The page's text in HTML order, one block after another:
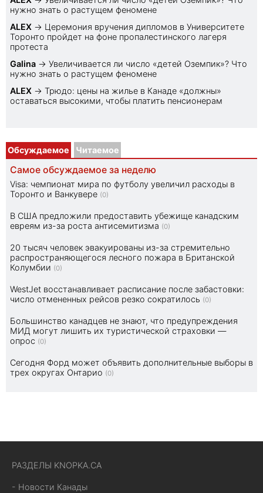
нужно знать о растущем феномене
ALEX → Церемония вручения дипломов в Университете
Торонто пройдет на фоне пропалестинского лагеря
протеста
Galina → Увеличивается ли число «детей Оземпик»? Что
нужно знать о растущем феномене
ALEX → Трюдо: цены на жилье в Канаде «должны»
оставаться высокими, чтобы платить пенсионерам
Обсуждаемое Читаемое
Самое обсуждаемое за неделю
Visa: чемпионат мира по футболу увеличил расходы в
Торонто и Ванкувере (0)
В США предложили предоставить убежище канадским
евреям из-за роста антисемитизма (0)
20 тысяч человек эвакуированы из-за стремительно
распространяющегося лесного пожара в Британской
Колумбии (0)
WestJet восстанавливает расписание после забастовки:
число отмененных рейсов резко сократилось (0)
Большинство канадцев не знают, что предупреждения
МИД могут лишить их туристической страховки —
опрос (0)
Сегодня Форд может объявить дополнительные выборы в
трех округах Онтарио (0)
РАЗДЕЛЫ KNOPKA.CA
- Новости Канады